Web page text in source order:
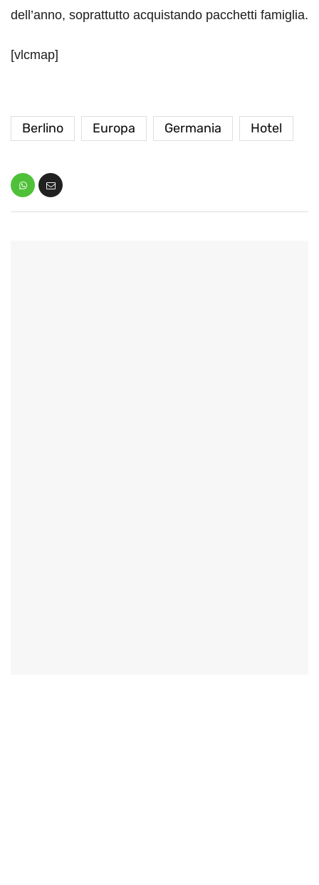
dell’anno, soprattutto acquistando pacchetti famiglia.
[vlcmap]
Berlino Europa Germania Hotel